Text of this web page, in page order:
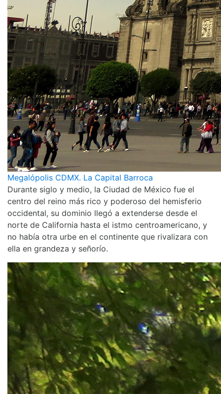
Megalópolis CDMX. La Capital Barroca
Durante siglo y medio, la Ciudad de México fue el
centro del reino más rico y poderoso del hemisferio
occidental, su dominio llegó a extenderse desde el
norte de California hasta el istmo centroamericano, y
no había otra urbe en el continente que rivalizara con
ella en grandeza y señorío.